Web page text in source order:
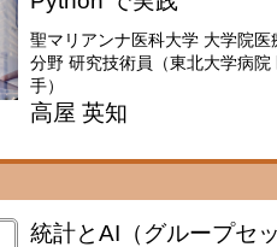
聖マリアンナ医科大学 大学院
分野 研究技術員（東北大学病
手）
高屋 英知
統計とAI（グループセ